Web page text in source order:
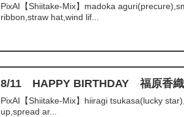
PixAI【Shiitake-Mix】madoka
ribbon,straw hat,wind lif...
8/11 HAPPY BIRTHDAY 福原香
PixAI【Shiitake-Mix】hiiragi tsukasa(lucky
up,spread ar...